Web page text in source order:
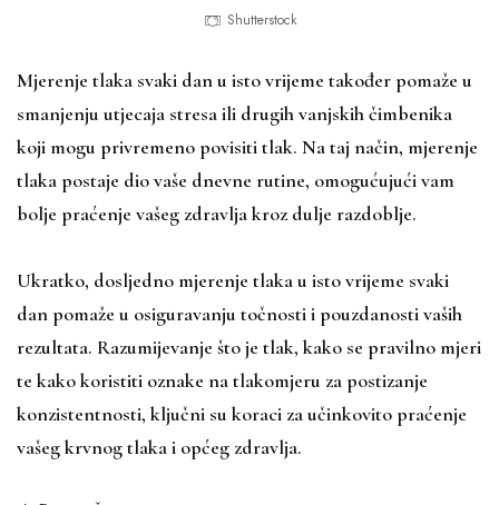
Shutterstock
Mjerenje tlaka svaki dan u isto vrijeme također pomaže u
smanjenju utjecaja stresa ili drugih vanjskih čimbenika
koji mogu privremeno povisiti tlak. Na taj način, mjerenje
tlaka postaje dio vaše dnevne rutine, omogućujući vam
bolje praćenje vašeg zdravlja kroz dulje razdoblje.
Ukratko, dosljedno mjerenje tlaka u isto vrijeme svaki
dan pomaže u osiguravanju točnosti i pouzdanosti vaših
rezultata. Razumijevanje što je tlak, kako se pravilno mjeri
te kako koristiti oznake na tlakomjeru za postizanje
konzistentnosti, ključni su koraci za učinkovito praćenje
vašeg krvnog tlaka i općeg zdravlja.